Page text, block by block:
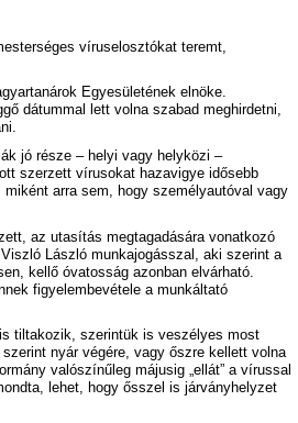
víruselosztókat teremt,
Egyesületének elnöke.
dátummal lett volna szabad meghirdetni,
jó része – helyi vagy helyközi –
szerzett vírusokat hazavigye idősebb
arra sem, hogy személyautóval vagy
az utasítás megtagadására vonatkozó
László munkajogásszal, aki szerint a
kellő óvatosság azonban elvárható.
figyelembevétele a munkáltató
tiltakozik, szerintük is veszélyes most
nyár végére, vagy őszre kellett volna
valószínűleg májusig „ellát” a vírussal
lehet, hogy ősszel is járványhelyzet